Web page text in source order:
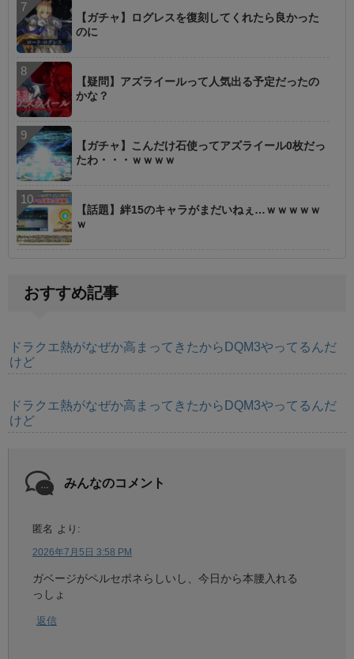
【ガチャ】ログレスを復刻してくれたら良かった
のに
【疑問】アズライールって人気出る予定だったの
かな？
【ガチャ】こんだけ石使ってアズライール0枚だっ
たわ・・・ｗｗｗｗ
【話題】絆15のキャラがまだいねぇ…ｗｗｗｗｗ
ｗ
おすすめ記事
ドラクエ熱がなぜか高まってきたからDQM3やってるんだ
けど
ドラクエ熱がなぜか高まってきたからDQM3やってるんだ
けど
みんなのコメント
匿名 より:
2026年7月5日 3:58 PM
ガベージがペルセポネらしいし、今日から本腰入れる
っしょ
返信